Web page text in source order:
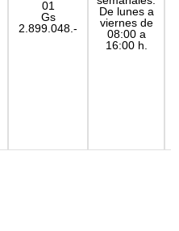
01
Gs
2.899.048.-
De lunes a
viernes de
08:00 a
16:00 h.